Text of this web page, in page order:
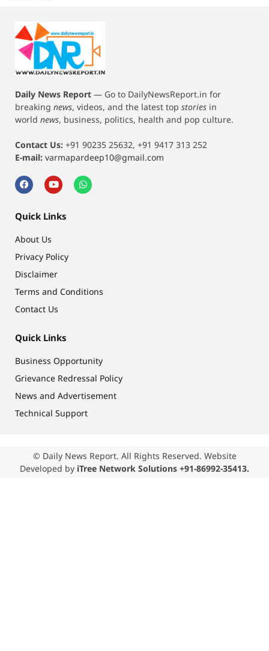
Daily News Report — Go to DailyNewsReport.in for
breaking news, videos, and the latest top stories in
world news, business, politics, health and pop culture.
Contact Us: +91 90235 25632, +91 9417 313 252
E-mail: varmapardeep10@gmail.com
Quick Links
About Us
Privacy Policy
Disclaimer
Terms and Conditions
Contact Us
Quick Links
Business Opportunity
Grievance Redressal Policy
News and Advertisement
Technical Support
© Daily News Report. All Rights Reserved. Website
Developed by iTree Network Solutions +91-86992-35413.